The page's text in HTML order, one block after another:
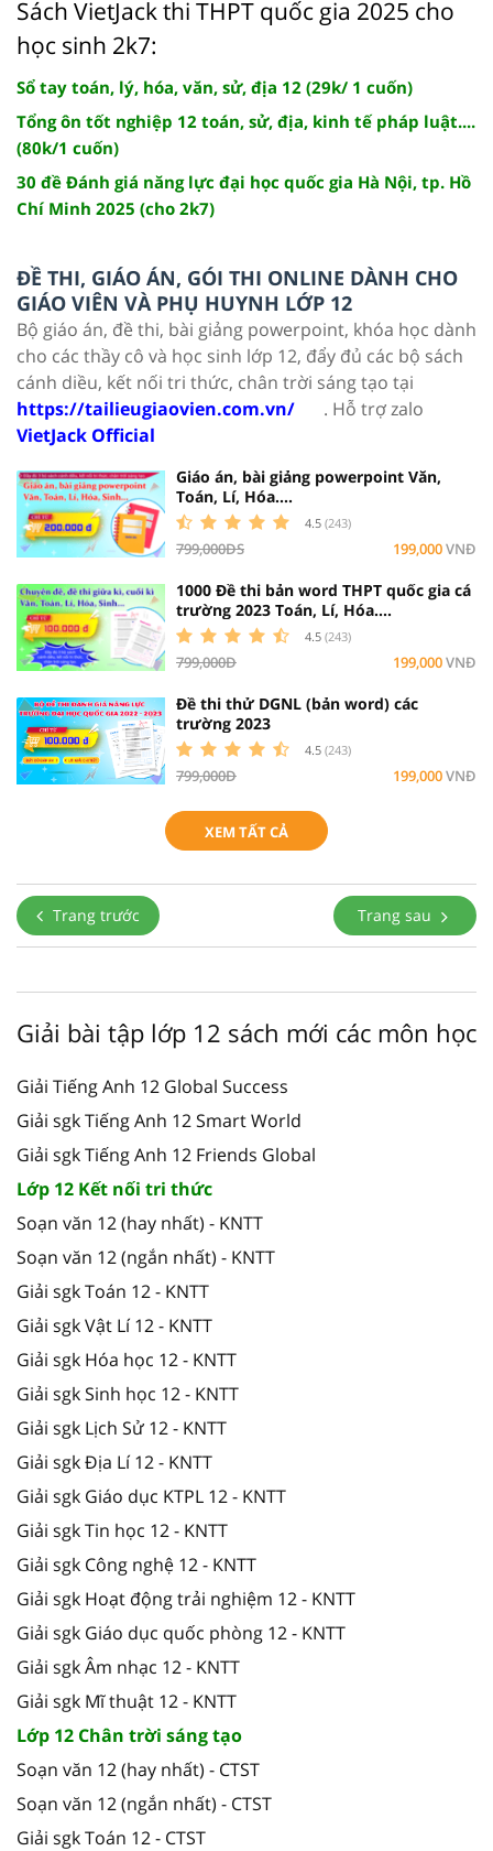
Sách VietJack thi THPT quốc gia 2025 cho
học sinh 2k7:
Sổ tay toán, lý, hóa, văn, sử, địa 12 (29k/ 1 cuốn)
Tổng ôn tốt nghiệp 12 toán, sử, địa, kinh tế pháp luật....
(80k/1 cuốn)
30 đề Đánh giá năng lực đại học quốc gia Hà Nội, tp. Hồ
Chí Minh 2025 (cho 2k7)
ĐỀ THI, GIÁO ÁN, GÓI THI ONLINE DÀNH CHO
GIÁO VIÊN VÀ PHỤ HUYNH LỚP 12
Bộ giáo án, đề thi, bài giảng powerpoint, khóa học dành
cho các thầy cô và học sinh lớp 12, đẩy đủ các bộ sách
cánh diều, kết nối tri thức, chân trời sáng tạo tại
https://tailieugiaovien.com.vn/
. Hỗ trợ zalo
VietJack Official
Giáo án, bài giảng powerpoint Văn,
Toán, Lí, Hóa....
4.5 (243)
799,000ĐS 199,000VNĐ
1000 Đề thi bản word THPT quốc gia cá
trường 2023 Toán, Lí, Hóa....
4.5 (243)
799,000Đ 199,000VNĐ
Đề thi thử DGNL (bản word) các
trường 2023
4.5 (243)
799,000Đ 199,000VNĐ
XEM TẤT CẢ
Trang trước Trang sau
Giải bài tập lớp 12 sách mới các môn học
Giải Tiếng Anh 12 Global Success
Giải sgk Tiếng Anh 12 Smart World
Giải sgk Tiếng Anh 12 Friends Global
Lớp 12 Kết nối tri thức
Soạn văn 12 (hay nhất) - KNTT
Soạn văn 12 (ngắn nhất) - KNTT
Giải sgk Toán 12 - KNTT
Giải sgk Vật Lí 12 - KNTT
Giải sgk Hóa học 12 - KNTT
Giải sgk Sinh học 12 - KNTT
Giải sgk Lịch Sử 12 - KNTT
Giải sgk Địa Lí 12 - KNTT
Giải sgk Giáo dục KTPL 12 - KNTT
Giải sgk Tin học 12 - KNTT
Giải sgk Công nghệ 12 - KNTT
Giải sgk Hoạt động trải nghiệm 12 - KNTT
Giải sgk Giáo dục quốc phòng 12 - KNTT
Giải sgk Âm nhạc 12 - KNTT
Giải sgk Mĩ thuật 12 - KNTT
Lớp 12 Chân trời sáng tạo
Soạn văn 12 (hay nhất) - CTST
Soạn văn 12 (ngắn nhất) - CTST
Giải sgk Toán 12 - CTST